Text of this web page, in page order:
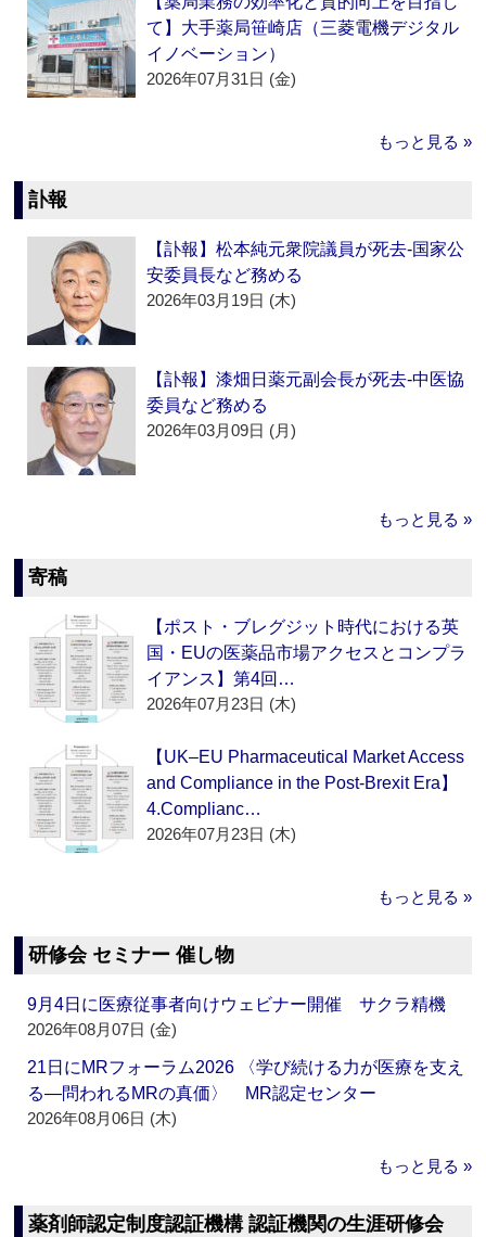
て】大手薬局笹崎店（三菱電機デジタル
イノベーション）
2026年07月31日 (金)
もっと見る »
訃報
【訃報】松本純元衆院議員が死去‐国家公
安委員長など務める
2026年03月19日 (木)
【訃報】漆畑日薬元副会長が死去‐中医協
委員など務める
2026年03月09日 (月)
もっと見る »
寄稿
【ポスト・ブレグジット時代における英
国・EUの医薬品市場アクセスとコンプラ
イアンス】第4回…
2026年07月23日 (木)
【UK–EU Pharmaceutical Market Access
and Compliance in the Post-Brexit Era】
4.Complianc…
2026年07月23日 (木)
もっと見る »
研修会 セミナー 催し物
9月4日に医療従事者向けウェビナー開催 サクラ精機
2026年08月07日 (金)
21日にMRフォーラム2026 〈学び続ける力が医療を支え
る―問われるMRの真価〉 MR認定センター
2026年08月06日 (木)
もっと見る »
薬剤師認定制度認証機構 認証機関の生涯研修会